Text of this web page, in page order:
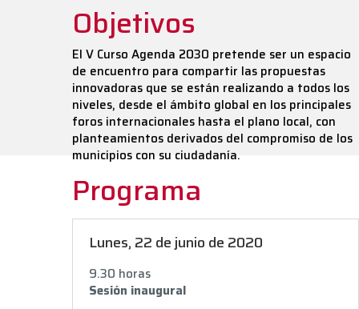
Objetivos
El V Curso Agenda 2030 pretende ser un espacio
de encuentro para compartir las propuestas
innovadoras que se están realizando a todos los
niveles, desde el ámbito global en los principales
foros internacionales hasta el plano local, con
planteamientos derivados del compromiso de los
municipios con su ciudadanía.
Programa
Lunes, 22 de junio de 2020
9.30 horas
Sesión inaugural